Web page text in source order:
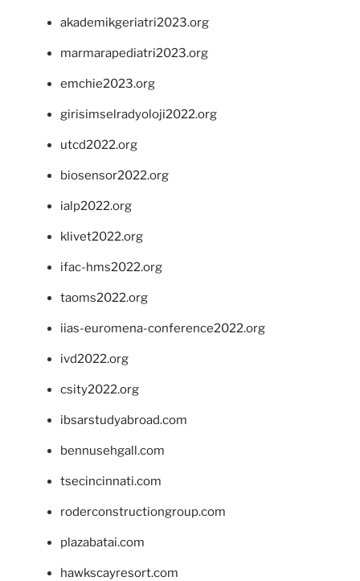
akademikgeriatri2023.org
marmarapediatri2023.org
emchie2023.org
girisimselradyoloji2022.org
utcd2022.org
biosensor2022.org
ialp2022.org
klivet2022.org
ifac-hms2022.org
taoms2022.org
iias-euromena-conference2022.org
ivd2022.org
csity2022.org
ibsarstudyabroad.com
bennusehgall.com
tsecincinnati.com
roderconstructiongroup.com
plazabatai.com
hawkscayresort.com